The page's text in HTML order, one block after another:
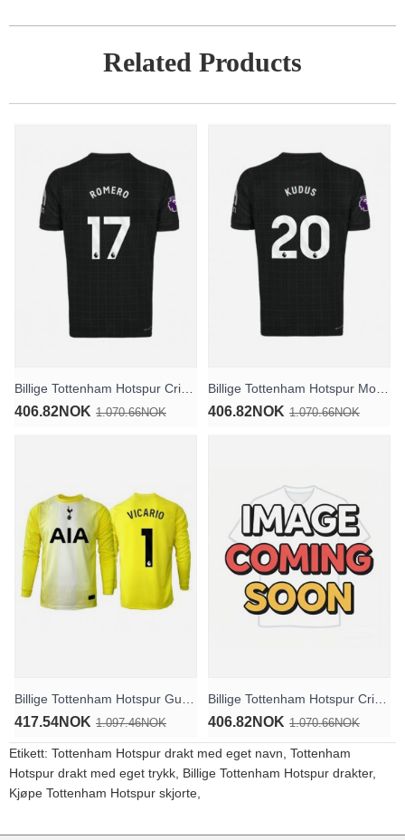
Related Products
406.82NOK 1.070.66NOK 406.82NOK 1.070.66NOK
417.54NOK 1.097.46NOK 406.82NOK 1.070.66NOK
Etikett: Tottenham Hotspur drakt med eget navn Tottenham
Hotspur drakt med eget trykk Billige Tottenham Hotspur drakter,
Kjøpe Tottenham Hotspur skjorte